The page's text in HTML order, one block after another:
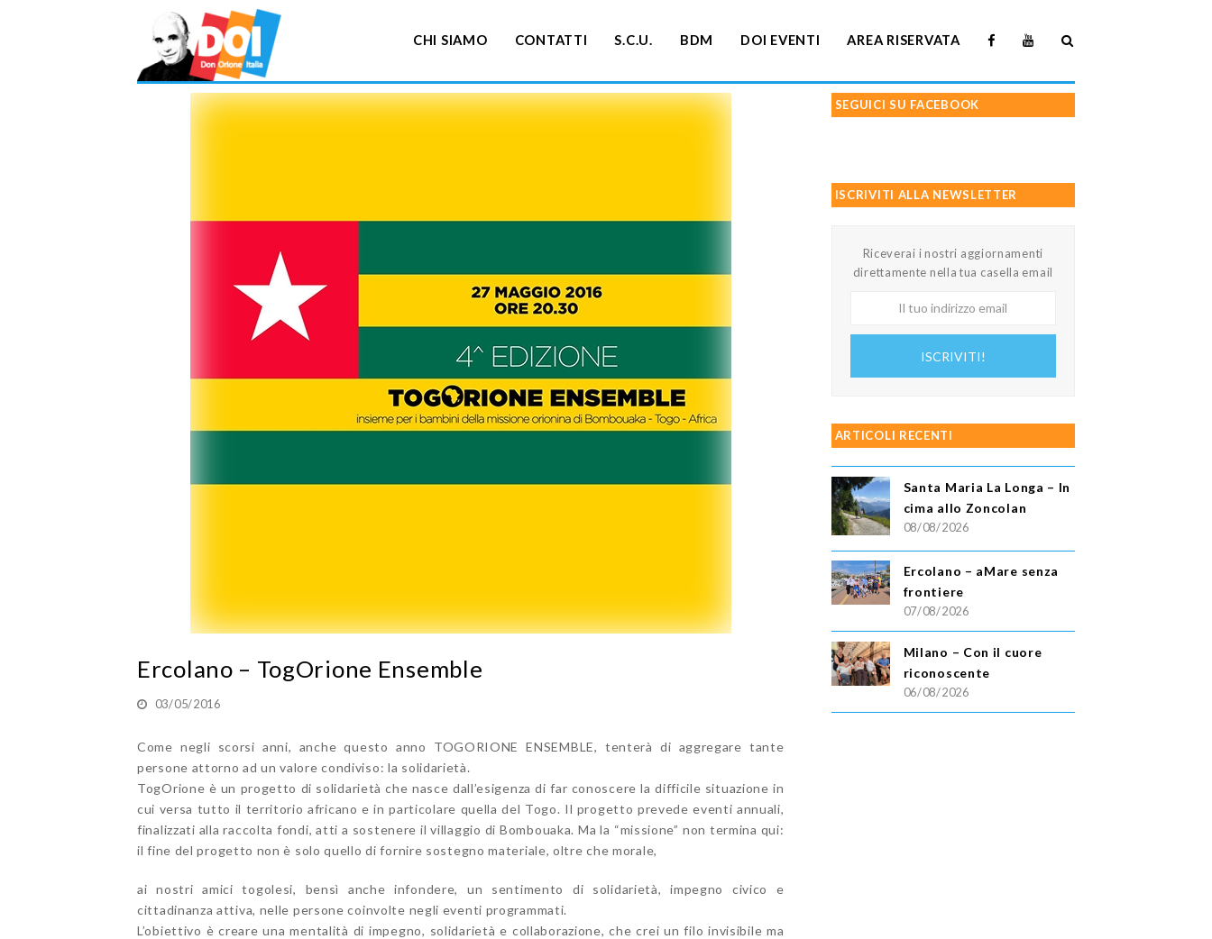
CHI SIAMO CONTATTI S.C.U. BDM DOI EVENTI AREA RISERVATA
Ercolano – TogOrione Ensemble
03/05/2016
Come negli scorsi anni, anche questo anno TOGORIONE ENSEMBLE, tenterà di aggregare tante
persone attorno ad un valore condiviso: la solidarietà.
TogOrione è un progetto di solidarietà che nasce dall’esigenza di far conoscere la difficile situazione in
cui versa tutto il territorio africano e in particolare quella del Togo. Il progetto prevede eventi annuali,
finalizzati alla raccolta fondi, atti a sostenere il villaggio di Bombouaka. Ma la “missione” non termina qui:
il fine del progetto non è solo quello di fornire sostegno materiale, oltre che morale,
ai nostri amici togolesi, bensì anche infondere, un sentimento di solidarietà, impegno civico e
cittadinanza attiva, nelle persone coinvolte negli eventi programmati.
L’obiettivo è creare una mentalità di impegno, solidarietà e collaborazione, che crei un filo invisibile ma
SEGUICI SU FACEBOOK
ISCRIVITI ALLA NEWSLETTER
Riceverai i nostri aggiornamenti
direttamente nella tua casella email
ISCRIVITI!
ARTICOLI RECENTI
Santa Maria La Longa – In
cima allo Zoncolan
08/08/2026
Ercolano – aMare senza
frontiere
07/08/2026
Milano – Con il cuore
riconoscente
06/08/2026